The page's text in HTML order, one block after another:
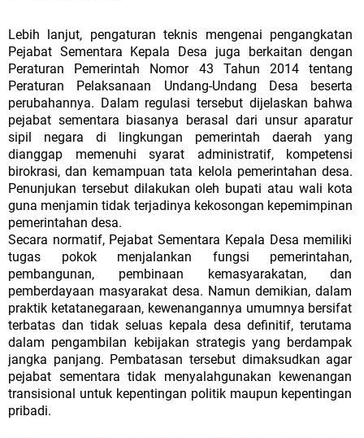
Lebih lanjut, pengaturan teknis mengenai pengangkatan
Pejabat Sementara Kepala Desa juga berkaitan dengan
Peraturan Pemerintah Nomor 43 Tahun 2014 tentang
Peraturan Pelaksanaan Undang-Undang Desa beserta
perubahannya. Dalam regulasi tersebut dijelaskan bahwa
pejabat sementara biasanya berasal dari unsur aparatur
sipil negara di lingkungan pemerintah daerah yang
dianggap memenuhi syarat administratif, kompetensi
birokrasi, dan kemampuan tata kelola pemerintahan desa.
Penunjukan tersebut dilakukan oleh bupati atau wali kota
guna menjamin tidak terjadinya kekosongan kepemimpinan
pemerintahan desa.
Secara normatif, Pejabat Sementara Kepala Desa memiliki
tugas pokok menjalankan fungsi pemerintahan,
pembangunan, pembinaan kemasyarakatan,
dan
pemberdayaan masyarakat desa. Namun demikian, dalam
praktik ketatanegaraan, kewenangannya umumnya bersifat
terbatas dan tidak seluas kepala desa definitif, terutama
dalam pengambilan kebijakan strategis yang berdampak
jangka panjang. Pembatasan tersebut dimaksudkan agar
pejabat sementara tidak menyalahgunakan kewenangan
transisional untuk kepentingan politik maupun kepentingan
pribadi.